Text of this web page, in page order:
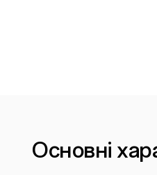
Основні